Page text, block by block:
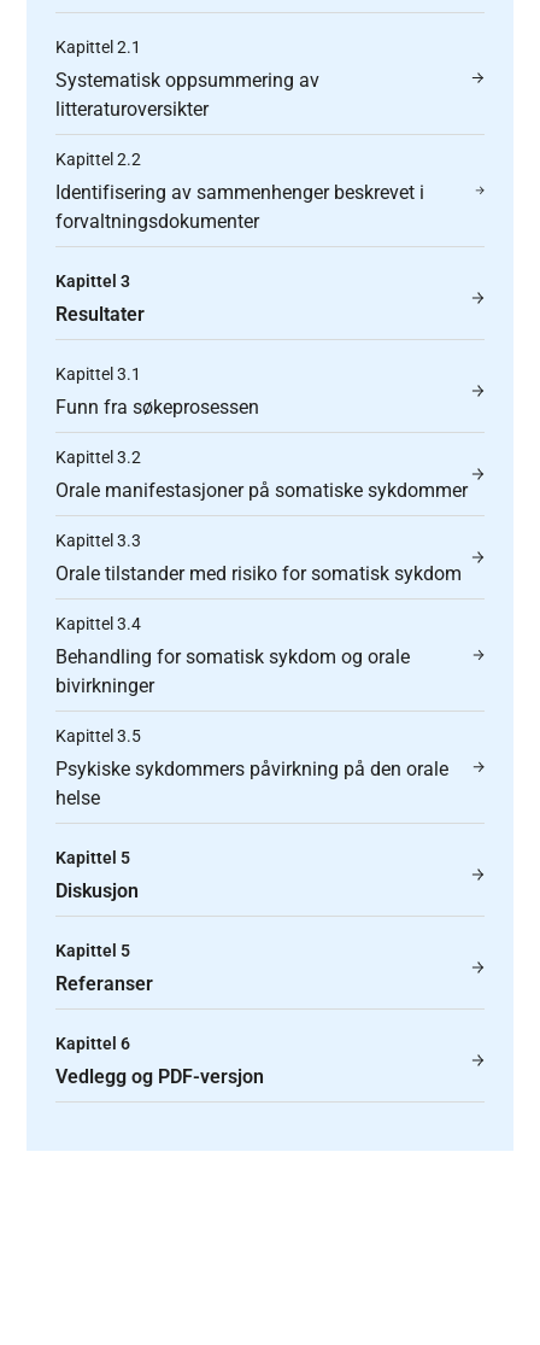
Kapittel 2.1
Systematisk oppsummering av
litteraturoversikter
Kapittel 2.2
Identifisering av sammenhenger beskrevet i
forvaltningsdokumenter
Kapittel 3
Resultater
Kapittel 3.1
Funn fra søkeprosessen
Kapittel 3.2
Orale manifestasjoner på somatiske sykdommer
Kapittel 3.3
Orale tilstander med risiko for somatisk sykdom
Kapittel 3.4
Behandling for somatisk sykdom og orale
bivirkninger
Kapittel 3.5
Psykiske sykdommers påvirkning på den orale
helse
Kapittel 5
Diskusjon
Kapittel 5
Referanser
Kapittel 6
Vedlegg og PDF-versjon